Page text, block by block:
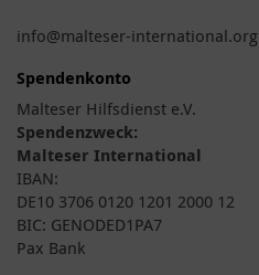
info@malteser-international.org
Spendenkonto
Malteser Hilfsdienst e.V.
Spendenzweck:
Malteser International
IBAN:
DE10 3706 0120 1201 2000 12
BIC: GENODED1PA7
Pax Bank